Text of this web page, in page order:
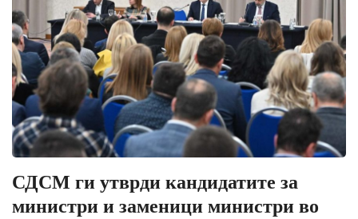
СДСМ ги утврди кандидатите за
министри и заменици министри во